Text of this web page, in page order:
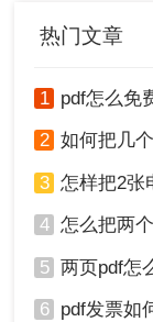
热门文章
1 pdf怎么免
2 如何把几个
3 怎样把2张电
4 怎么把两个
5 两页pdf怎么
6 pdf发票如